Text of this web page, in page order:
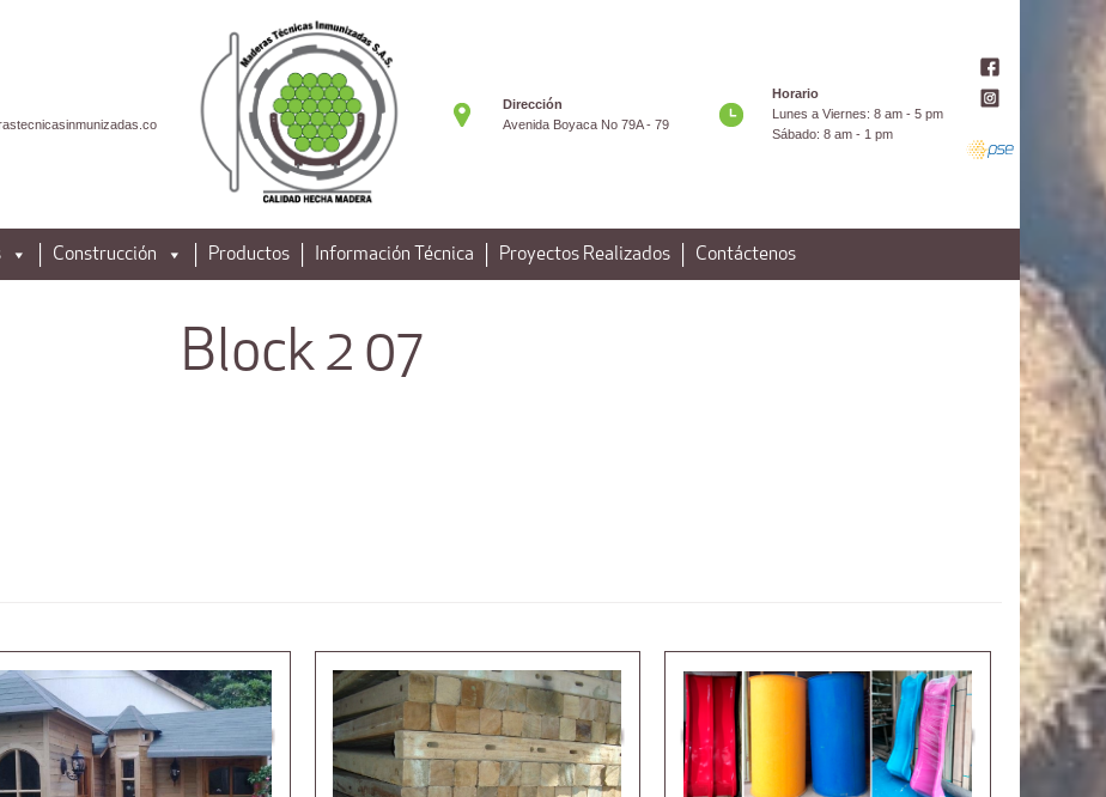
Dirección
Avenida Boyaca No 79A - 79
Horario
Lunes a Viernes: 8 am - 5 pm
Sábado: 8 am - 1 pm
Construcción Productos Información Técnica Proyectos Realizados Contáctenos
Block 2 07